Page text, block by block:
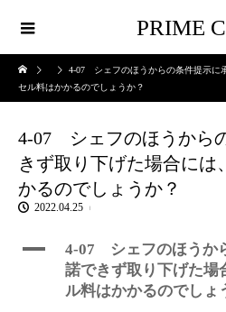
PRIME
4-07 シェフのほうからの条件提示に
セル料はかかるのでしょうか？
4-07 シェフのほうから
きず取り下げた場合には
かるのでしょうか？
2022.04.25
A
4-07 シェフのほうか
諾できず取り下げた場
ル料はかかるのでしょ